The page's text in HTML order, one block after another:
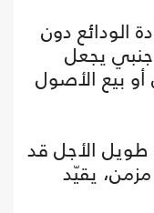
الودائع دون
يجعل
أو بيع الأصول
طويل الأجل قد
يقيّد